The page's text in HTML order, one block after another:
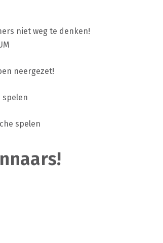
niet weg te denken!
neergezet!
spelen
spelen